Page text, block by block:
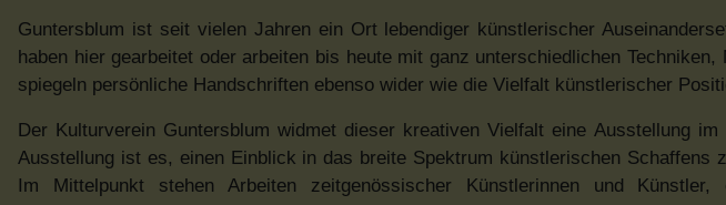
Guntersblum ist seit vielen Jahren ein Ort lebendiger künstlerischer
haben hier gearbeitet oder arbeiten bis heute mit ganz unterschiedlichen
spiegeln persönliche Handschriften ebenso wider wie die Vielfalt künstlerischer
Der Kulturverein Guntersblum widmet dieser kreativen Vielfalt eine Ausstellung
Ausstellung ist es, einen Einblick in das breite Spektrum künstlerischen Schaffens
Im Mittelpunkt stehen Arbeiten zeitgenössischer Künstlerinnen und